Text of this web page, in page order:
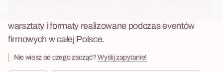
warsztaty i formaty realizowane podczas eventów
firmowych w całej Polsce.
Nie wiesz od czego zacząć?Wyślij zapytanie!